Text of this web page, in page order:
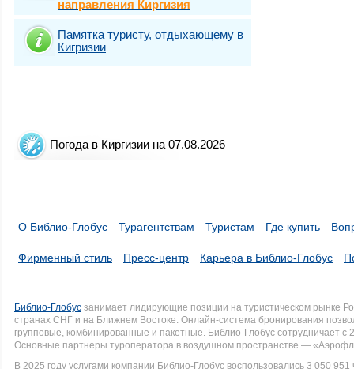
направления Киргизия
Памятка туристу, отдыхающему в
Кигризии
Погода в Киргизии на 07.08.2026
О Библио-Глобус Турагентствам Туристам Где купить
Фирменный стиль Пресс-центр Карьера в Библио-Глобус
Библио-Глобус занимает лидирующие позиции на туристическом рынке
странах СНГ и на Ближнем Востоке. Онлайн-система бронирования
групповые, комбинированные и пакетные. Библио-Глобус сотрудничает
Основные партнеры туроператора в воздушном пространстве —
В 2025 году услугами компании Библио-Глобус воспользовались 3 050 951